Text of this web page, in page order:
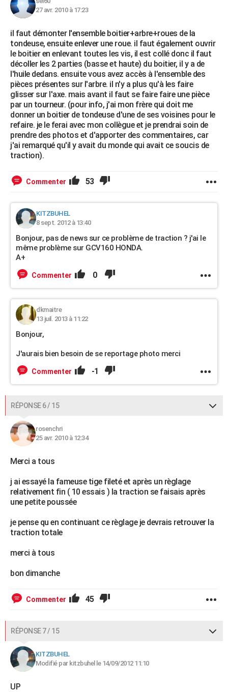
27 avr. 2010 à 17:23
il faut démonter l'ensemble boitier+arbre+roues de la
tondeuse, ensuite enlever une roue. il faut également ouvrir
le boitier en enlevant toutes les vis, il est collé donc il faut
décoller les 2 parties (basse et haute) du boitier, il y a de
l'huile dedans. ensuite vous avez accès à l'ensemble des
pièces présentes sur l'arbre. il n'y a plus qu'à les faire
glisser sur l'axe. mais avant il faut se faire faire une pièce
par un tourneur. (pour info, j'ai mon frère qui doit me
donner un boitier de tondeuse d'une de ses voisines pour le
refaire. je le ferai avec mon collègue et je prendrai soin de
prendre des photos et d'apporter des commentaires, car
j'ai remarqué qu'il y avait du monde qui avait ce soucis de
traction).
Commenter 53
KITZBUHEL
8 sept. 2012 à 13:40
Bonjour, pas de news sur ce problème de traction ? j'ai le
même problème sur GCV160 HONDA.
A+
Commenter 0
dkmaitre
13 juil. 2013 à 11:22
Bonjour,
J'aurais bien besoin de se reportage photo merci
Commenter -1
RÉPONSE 6 / 15
rosenchri
25 avr. 2010 à 12:34
Merci a tous
j ai essayé la fameuse tige fileté et après un règlage
relativement fin ( 10 essais ) la traction se faisais après
une petite poussée
je pense qu en continuant ce règlage je devrais retrouver la
traction totale
merci à tous
bon dimanche
Commenter 45
RÉPONSE 7 / 15
KITZBUHEL
Modifié par kitzbuhel le 14/09/2012 11:10
UP